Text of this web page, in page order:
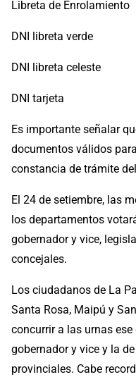
Libreta de Enrolamiento
DNI libreta verde
DNI libreta celeste
DNI tarjeta
Es importante señalar
documentos válidos
constancia de trámite
El 24 de setiembre, las
los departamentos
gobernador y vice,
concejales.
Los ciudadanos de La
Santa Rosa, Maipú y
concurrir a las urnas
gobernador y vice y la
provinciales. Cabe